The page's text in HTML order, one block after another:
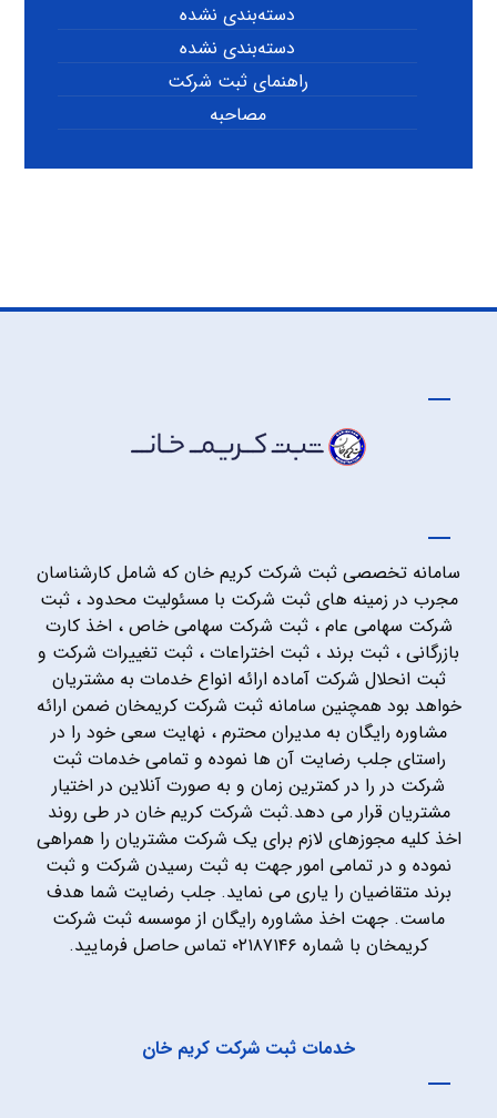
دسته‌بندی نشده
دسته‌بندی نشده
راهنمای ثبت شرکت
مصاحبه
سامانه تخصصی ثبت شرکت کریم خان که شامل کارشناسان
مجرب در زمینه های ثبت شرکت با مسئولیت محدود ، ثبت
شرکت سهامی عام ، ثبت شرکت سهامی خاص ، اخذ کارت
بازرگانی ، ثبت برند ، ثبت اختراعات ، ثبت تغییرات شرکت و
ثبت انحلال شرکت آماده ارائه انواع خدمات به مشتریان
خواهد بود همچنین سامانه ثبت شرکت کریمخان ضمن ارائه
مشاوره رایگان به مدیران محترم ، نهایت سعی خود را در
راستای جلب رضایت آن ها نموده و تمامی خدمات ثبت
شرکت در را در کمترین زمان و به صورت آنلاین در اختیار
مشتریان قرار می دهد.ثبت شرکت کریم خان در طی روند
اخذ کلیه مجوزهای لازم برای یک شرکت مشتریان را همراهی
نموده و در تمامی امور جهت به ثبت رسیدن شرکت و ثبت
برند متقاضیان را یاری می نماید. جلب رضایت شما هدف
ماست. جهت اخذ مشاوره رایگان از موسسه ثبت شرکت
کریمخان با شماره ۰۲۱۸۷۱۴۶ تماس حاصل فرمایید.
خدمات ثبت شرکت کریم خان